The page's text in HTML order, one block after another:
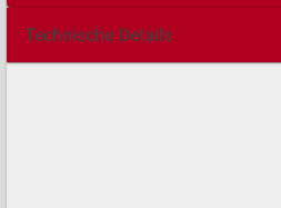
Technische Details